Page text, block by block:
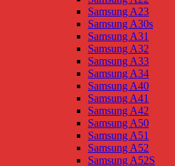
Samsung A23
Samsung A30s
Samsung A31
Samsung A32
Samsung A33
Samsung A34
Samsung A40
Samsung A41
Samsung A42
Samsung A50
Samsung A51
Samsung A52
Samsung A52S